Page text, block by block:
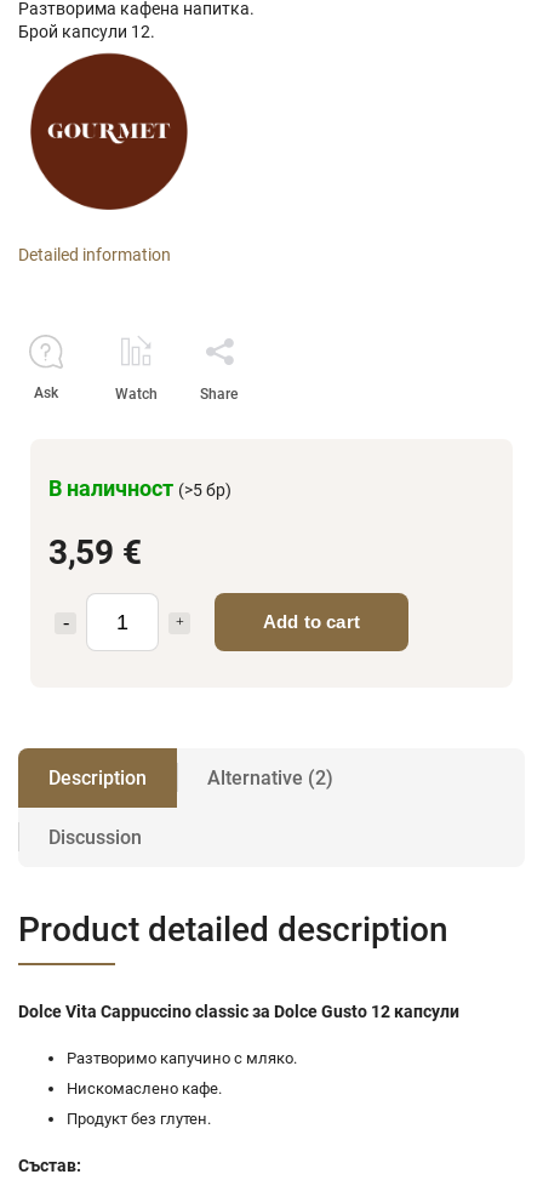
3,59 €
Add to cart
В наличност (>5 бр)
Разтворима кафена напитка.
Брой капсули 12.
Detailed information
Ask Watch Share
Description Alternative (2)
Discussion
Product detailed description
Dolce Vita Cappuccino classic за Dolce Gusto 12 капсули
Разтворимо капучино с мляко.
Нискомаслено кафе.
Продукт без глутен.
Състав: